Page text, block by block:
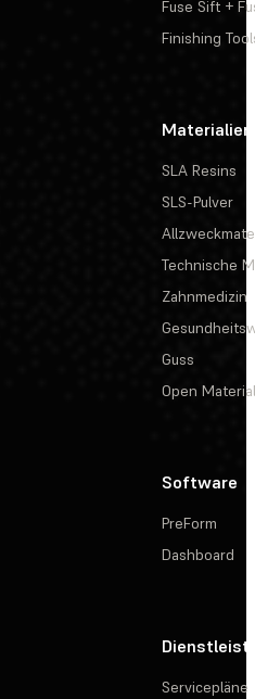
Fuse Sift +
Finishing
Materialien
SLA Resins
SLS-Pulver
Technische
Zahnmedizin
Guss
Open
Software
PreForm
Dashboard
Servicepläne